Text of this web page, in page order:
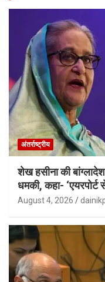
अंतर्राष्ट्रीय
शेख हसीना की
धमकी, कहा-
August 4, 2026